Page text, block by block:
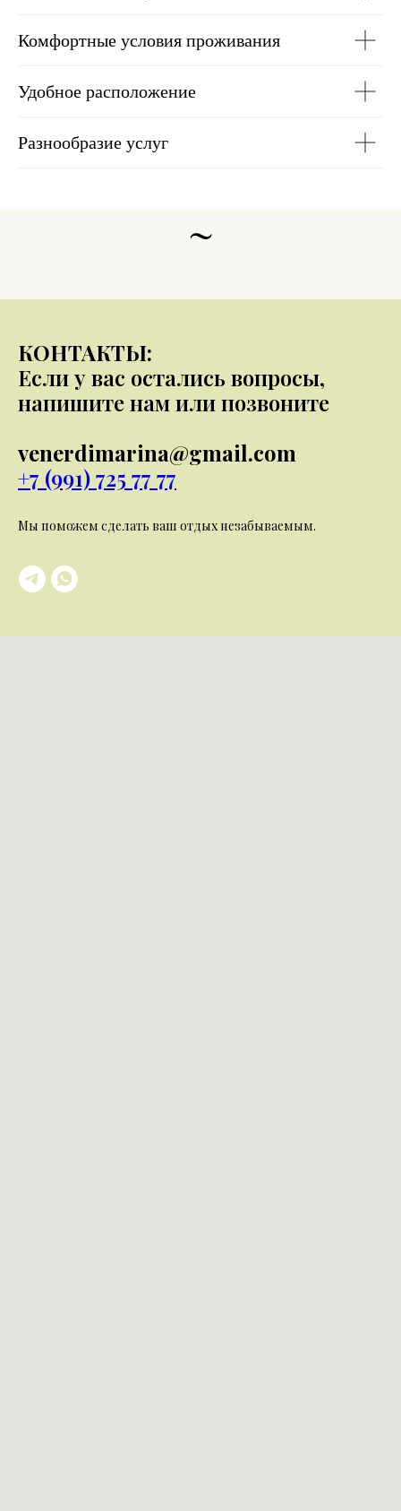
Комфортные условия проживания
Удобное расположение
Разнообразие услуг
~
КОНТАКТЫ:
Если у вас остались вопросы,
напишите нам или позвоните
venerdimarina@gmail.com
+7 (991) 725 77 77
Мы поможем сделать ваш отдых незабываемым.